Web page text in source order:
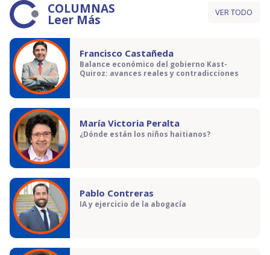
COLUMNAS
Leer Más VER TODO
Francisco Castañeda
Balance económico del gobierno Kast-
Quiroz: avances reales y contradicciones
María Victoria Peralta
¿Dónde están los niños haitianos?
Pablo Contreras
IA y ejercicio de la abogacía